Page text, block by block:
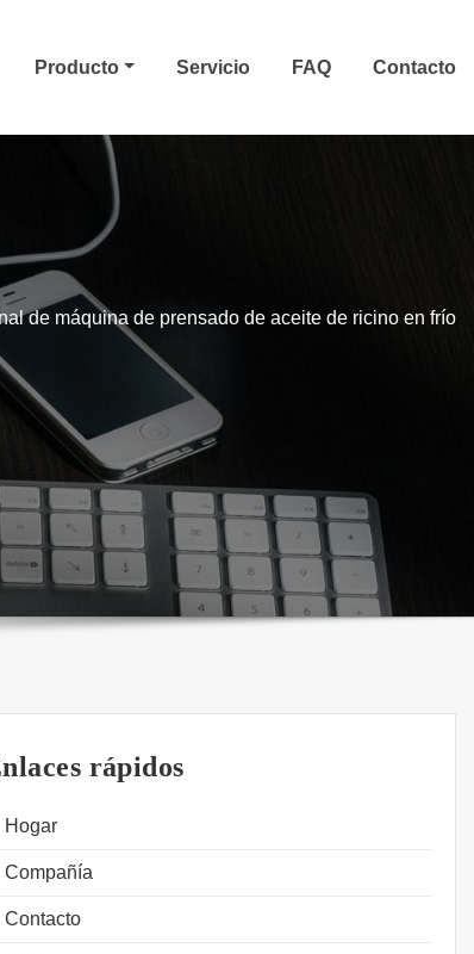
Producto Servicio FAQ Contacto
de máquina de prensado de aceite de ricino en frío
rápidos
Hogar
Compañía
Contacto